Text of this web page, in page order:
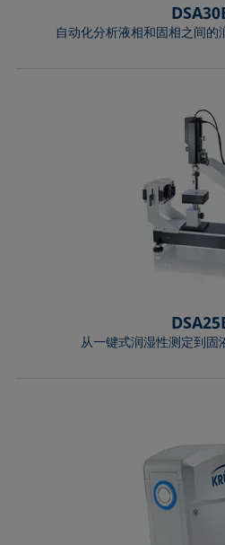
自动化分析液相和固相之间的
从一键式润湿性测定到固